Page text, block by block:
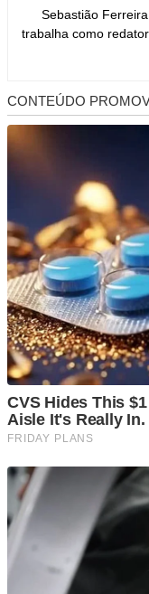
Sebastião
trabalha como